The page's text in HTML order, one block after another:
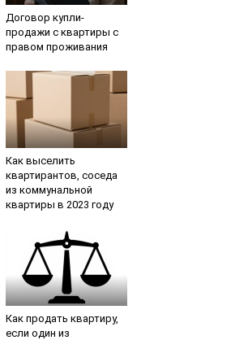
Договор купли-
продажи с квартиры с
правом проживания
Как выселить
квартирантов, соседа
из коммунальной
квартиры в 2023 году
Как продать квартиру,
если один из